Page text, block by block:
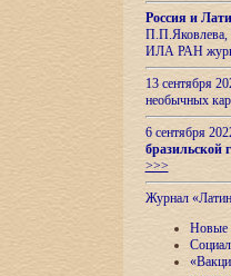
Россия и
П.П.Яковлева,
ИЛА РАН
13 сентября
необычных
6 сентября
бразильской
>>>
Журнал
Новые